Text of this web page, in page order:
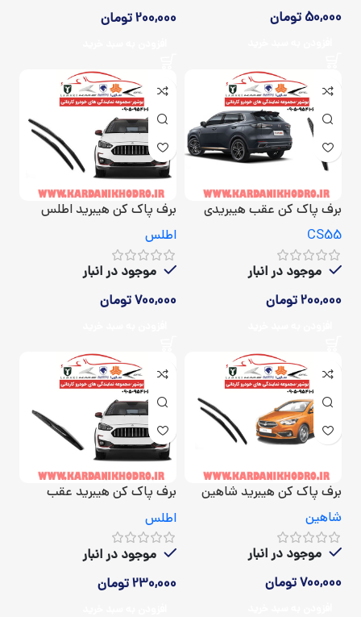
50,000 تومان
200,000تومان
برف پاک کن عقب هیبریدی
چانگان CS55
CS55
موجود در انبار
200,000تومان
برف پاک کن هیبرید اطلس
اطلس
موجود در انبار
700,000تومان
برف پاک کن هیبرید شاهین
شاهین
موجود در انبار
700,000تومان
برف پاک کن هیبرید عقب
اطلس
اطلس
موجود در انبار
230,000تومان